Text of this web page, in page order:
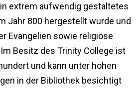
extrem aufwendig gestaltetes
Jahr 800 hergestellt wurde und
Evangelien sowie religiöse
Besitz des Trinity College ist
und kann unter hohen
in der Bibliothek besichtigt